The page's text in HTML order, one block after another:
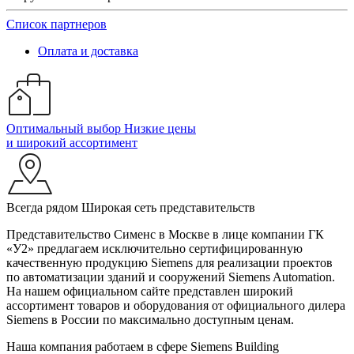
Список партнеров
Оплата и доставка
Оптимальный выбор Низкие цены
и широкий ассортимент
Всегда рядом Широкая сеть представительств
Представительство Сименс в Москве в лице компании ГК
«У2» предлагаем исключительно сертифицированную
качественную продукцию Siemens для реализации проектов
по автоматизации зданий и сооружений Siemens Automation.
На нашем официальном сайте представлен широкий
ассортимент товаров и оборудования от официального дилера
Siemens в России по максимально доступным ценам.
Наша компания работаем в сфере Siemens Building